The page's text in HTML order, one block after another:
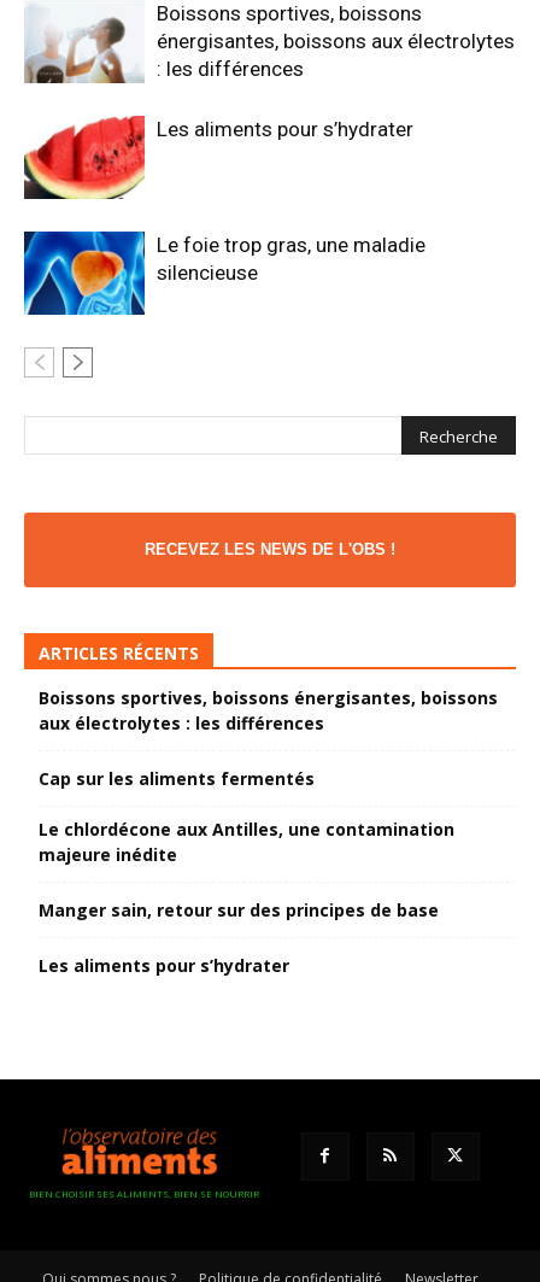
Boissons sportives, boissons
énergisantes, boissons aux électrolytes
: les différences
Les aliments pour s’hydrater
Le foie trop gras, une maladie
silencieuse
RECEVEZ LES NEWS DE L'OBS !
ARTICLES RÉCENTS
Boissons sportives, boissons énergisantes, boissons
aux électrolytes : les différences
Cap sur les aliments fermentés
Le chlordécone aux Antilles, une contamination
majeure inédite
Manger sain, retour sur des principes de base
Les aliments pour s’hydrater
BIEN CHOISIR SES ALIMENTS, BIEN SE NOURRIR